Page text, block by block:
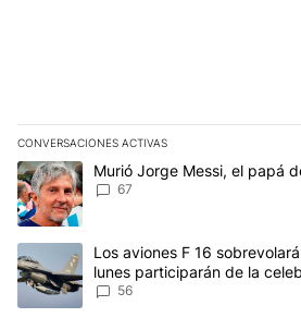
CONVERSACIONES ACTIVAS
Este listado muestra los artículos con
Un artículo de tendencia con el título
Murió Jorge Messi, el papá
67
Un artículo de tendencia con el título
Los aviones F 16
lunes participarán de la
Aérea
56